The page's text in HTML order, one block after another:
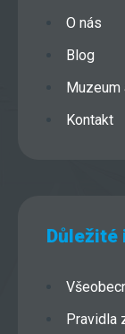
O nás
Blog
Muzeum
Kontakt
Důležité
Pravidla